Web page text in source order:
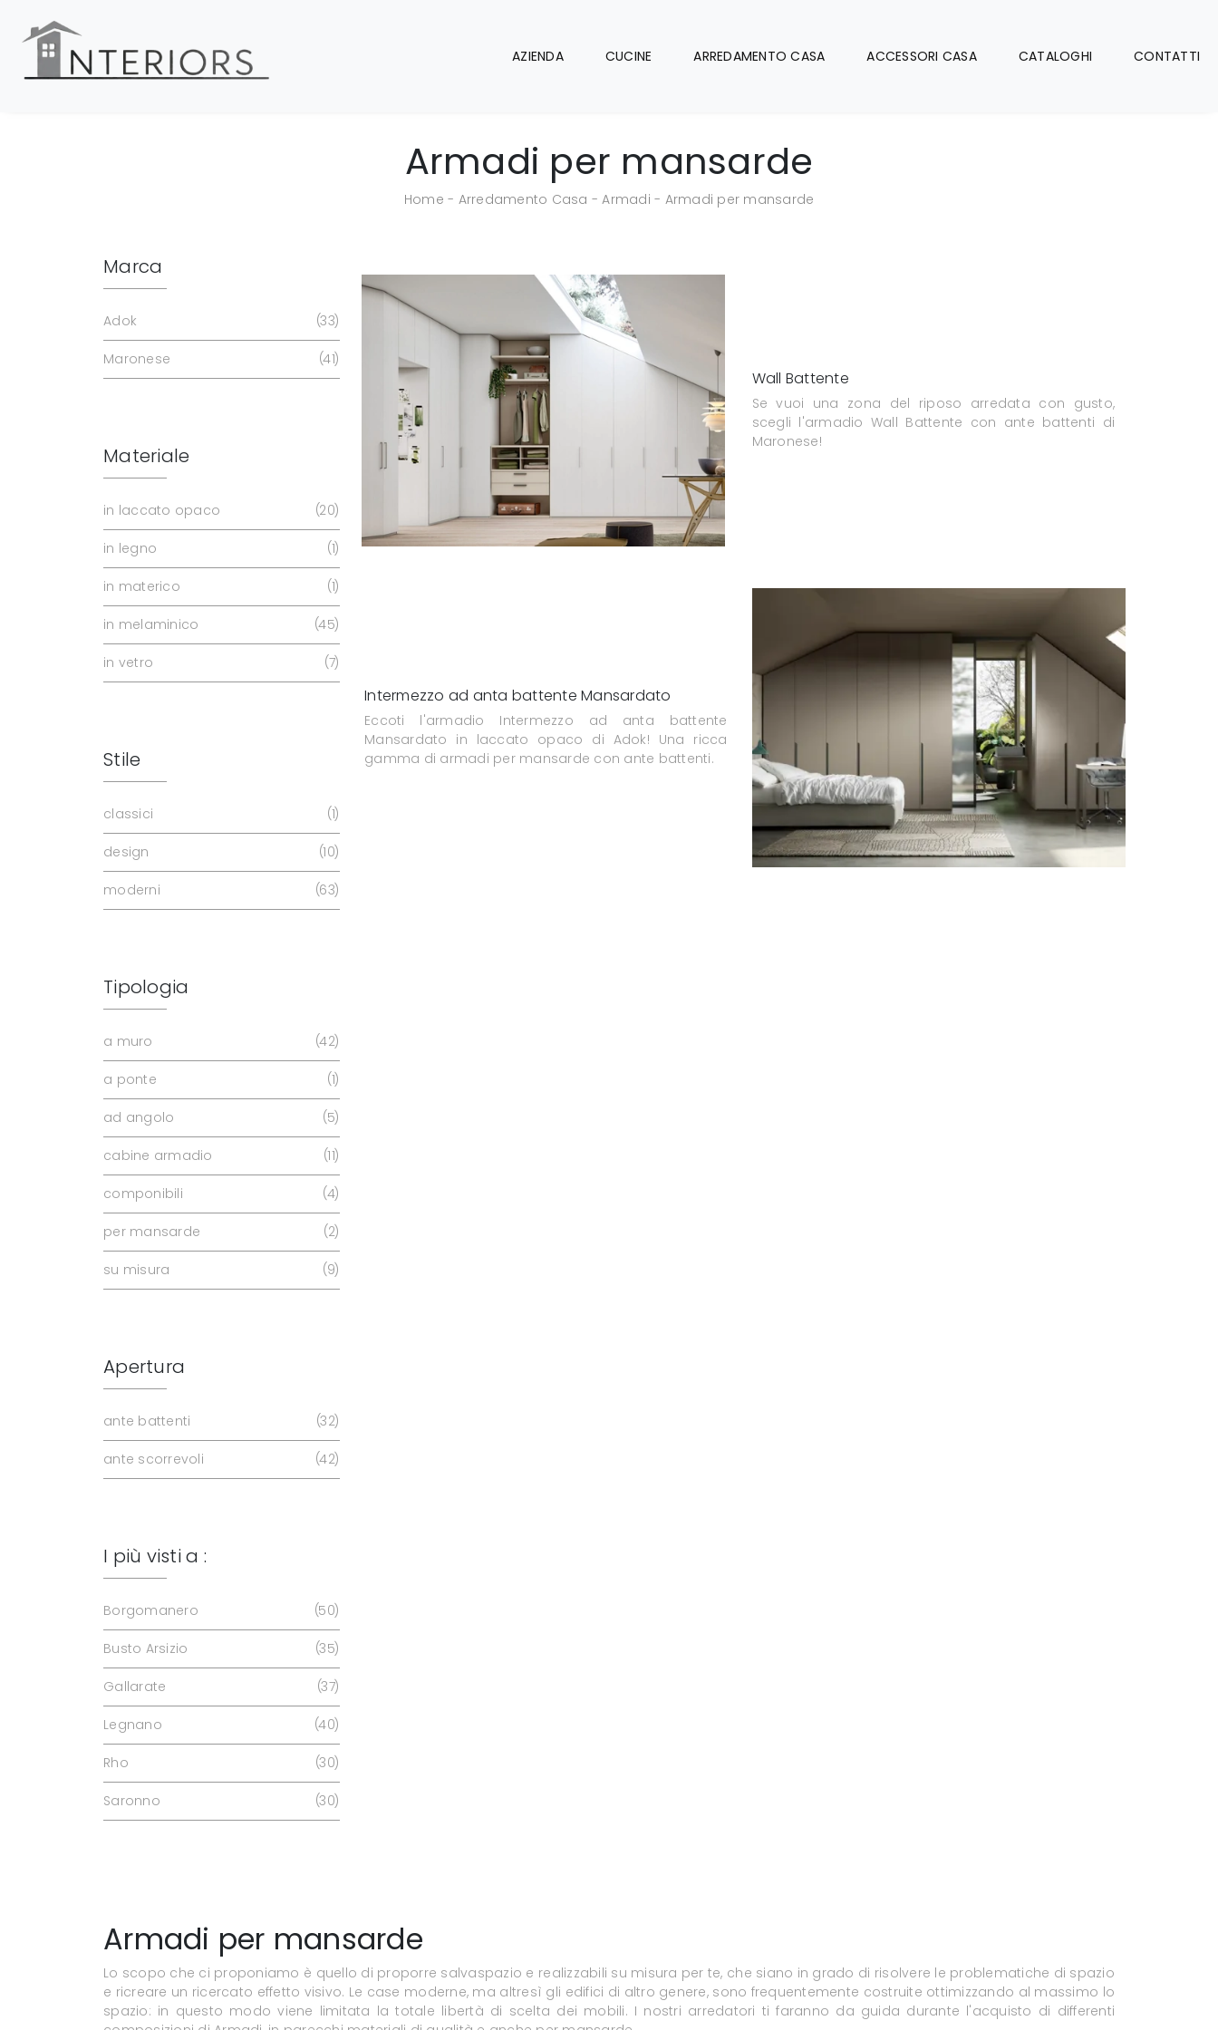
AZIENDA CUCINE ARREDAMENTO CASA ACCESSORI CASA CATALOGHI CONTATTI
Armadi per mansarde
Home - Arredamento Casa -Armadi - Armadi per mansarde
Wall Battente
Se vuoi una zona del riposo arredata con gusto,
scegli l'armadio Wall Battente con ante battenti di
Maronese!
Intermezzo ad anta battente Mansardato
Eccoti l'armadio Intermezzo ad anta battente
Mansardato in laccato opaco di Adok! Una ricca
gamma di armadi per mansarde con ante battenti.
Marca
Adok 33
Maronese 41
Materiale
in laccato opaco 20
in legno 1
in materico 1
in melaminico 45
in vetro 7
Stile
classici 1
design 10
moderni 63
Tipologia
a muro 42
a ponte 1
ad angolo 5
cabine armadio 11
componibili 4
per mansarde 2
su misura 9
Apertura
ante battenti 32
ante scorrevoli 42
I più visti a :
Borgomanero 50
Busto Arsizio 35
Gallarate 37
Legnano 40
Rho 30
Saronno 30
Armadi per mansarde
Lo scopo che ci proponiamo è quello di proporre salvaspazio e realizzabili su misura per te, che siano in grado di risolvere le problematiche di spazio
e ricreare un ricercato effetto visivo. Le case moderne, ma altresì gli edifici di altro genere, sono frequentemente costruite ottimizzando al massimo lo
spazio: in questo modo viene limitata la totale libertà di scelta dei mobili. I nostri arredatori ti faranno da guida durante l'acquisto di differenti